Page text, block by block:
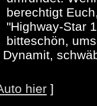
berechtigt
"Highway-Star
bitteschön,
hier ]